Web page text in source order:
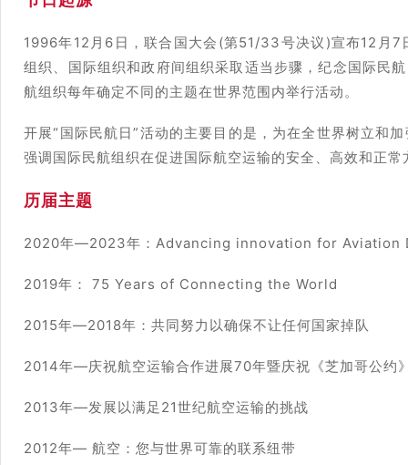
1996年12月6日，联合国大会(第51/33号决议)宣布12月
组织、国际组织和政府间组织采取适当步骤，纪念国际民
航组织每年确定不同的主题在世界范围内举行活动。
开展“国际民航日”活动的主要目的是，为在全世界树立和
强调国际民航组织在促进国际航空运输的安全、高效和正
历届主题
2020年—2023年：Advancing innovation for Aviation
2019年： 75 Years of Connecting the World
2015年—2018年：共同努力以确保不让任何国家掉队
2014年—庆祝航空运输合作进展70年暨庆祝《芝加哥公约
2013年—发展以满足21世纪航空运输的挑战
2012年— 航空：您与世界可靠的联系纽带